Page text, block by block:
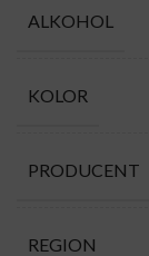
ALKOHOL
KOLOR
PRODUCENT
REGION